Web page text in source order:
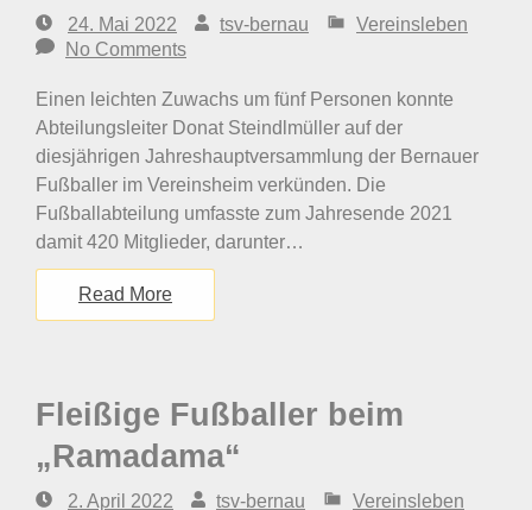
24. Mai 2022 tsv-bernau
Vereinsleben
No Comments
Einen leichten Zuwachs um fünf Personen konnte
Abteilungsleiter Donat Steindlmüller auf der
diesjährigen Jahreshauptversammlung der Bernauer
Fußballer im Vereinsheim verkünden. Die
Fußballabteilung umfasste zum Jahresende 2021
damit 420 Mitglieder, darunter…
Read More
Fleißige Fußballer beim
„Ramadama“
2. April 2022 tsv-bernau
Vereinsleben